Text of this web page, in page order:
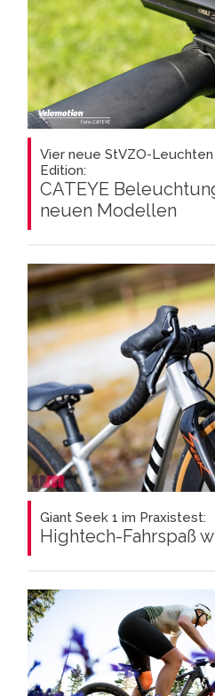
Vier neue StVZO-
Edition:
CATEYE
neuen Modellen
Giant Seek 1 im Praxistest:
Hightech-Fahrspaß